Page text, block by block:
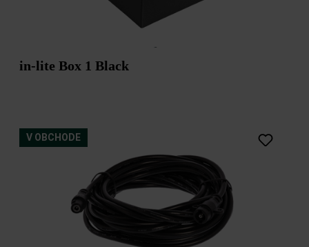
in-lite Box 1 Black
V OBCHODE